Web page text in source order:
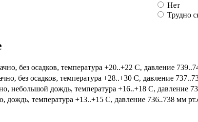
Нет
Трудно
без осадков, температура +20..+22 С, давление
без осадков, температура +28..+30 С, давление
небольшой дождь, температура +16..+18 С, давление
дождь, температура +13..+15 С, давление 736..738 мм